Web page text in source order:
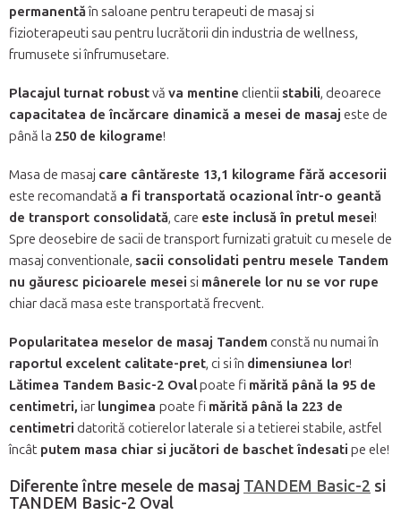
permanentăîn saloane pentru terapeuti de masaj si
fizioterapeuti sau pentru lucrătorii din industria de wellness,
frumusete si înfrumusetare.
Placajul turnat robustvă va mentine clientii stabili, deoarece
capacitatea de încărcare dinamică a mesei de masaj este de
până la 250 de kilograme!
Masa de masaj care cântăreste 13,1 kilograme fără accesorii
este recomandată a fi transportată ocazional într-o geantă
de transport consolidată, care este inclusă în pretul mesei!
Spre deosebire de sacii de transport furnizati gratuit cu mesele de
masaj conventionale, sacii consolidati pentru mesele Tandem
nu găuresc picioarele mesei si mânerele lor nu se vor rupe
chiar dacă masa este transportată frecvent.
Popularitatea meselor de masaj Tandem constă nu numai în
raportul excelent calitate-pret, ci si în dimensiunea lor!
Lătimea Tandem Basic-2 Ovalpoate fi mărită până la 95 de
centimetri, iar lungimea poate fi mărită până la 223 de
centimetri datorită cotierelor laterale si a tetierei stabile, astfel
încât putem masa chiar si jucători de baschet îndesati pe ele!
Diferente între mesele de masaj TANDEM Basic-2 si
TANDEM Basic-2 Oval